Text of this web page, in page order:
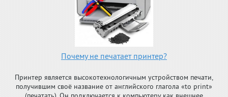
Почему не печатает принтер?
Принтер является высокотехнологичным устройством печати,
получившим своё название от английского глагола «to print»